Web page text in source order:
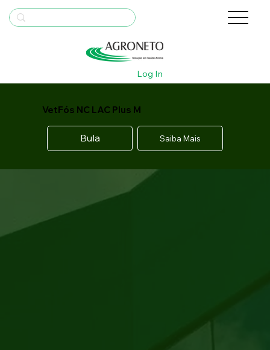
Log In
VetFós NC LAC Plus M
Bula Saiba Mais